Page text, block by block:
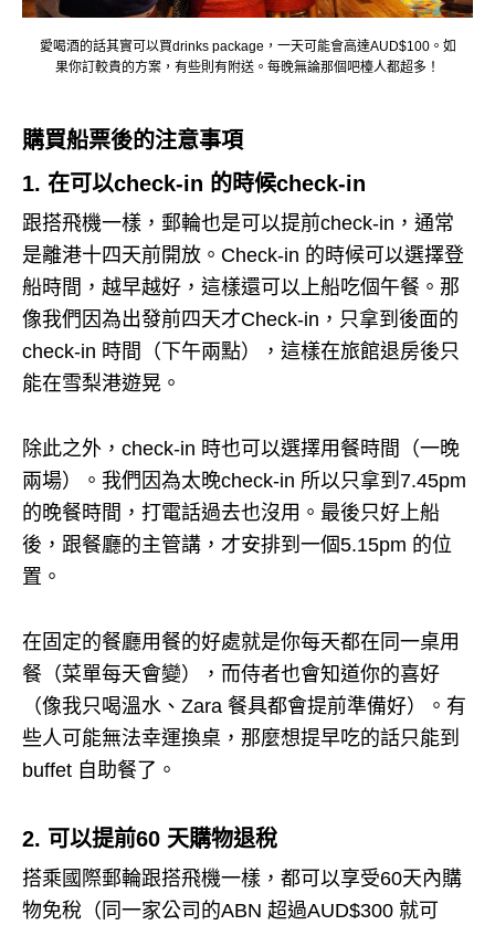
愛喝酒的話其實可以買drinks package，一天可能會高達AUD$100。 如
果你訂較貴的方案，有些則有附送。 每晚無論那個吧檯人都超多！
購買船票後的注意事項
1. 在可以check-in 的時候check-in
跟搭飛機一樣，郵輪也是可以提前check-in，通常
是離港十四天前開放。 Check-in 的時候可以選擇登
船時間，越早越好，這樣還可以上船吃個午餐。 那
像我們因為出發前四天才Check-in，只拿到後面的
check-in 時間（下午兩點），這樣在旅館退房後只
能在雪梨港遊晃。
除此之外，check-in 時也可以選擇用餐時間（一晚
兩場）。 我們因為太晚check-in 所以只拿到7.45pm
的晚餐時間，打電話過去也沒用。 最後只好上船
後，跟餐廳的主管講，才安排到一個5.15pm 的位
置。
在固定的餐廳用餐的好處就是你每天都在同一桌用
餐（菜單每天會變），而侍者也會知道你的喜好
（像我只喝溫水、Zara 餐具都會提前準備好）。 有
些人可能無法幸運換桌，那麼想提早吃的話只能到
buffet 自助餐了。
2. 可以提前60 天購物退稅
搭乘國際郵輪跟搭飛機一樣，都可以享受60天內購
物免稅（同一家公司的ABN 超過AUD$300 就可